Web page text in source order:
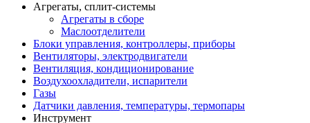
Агрегаты, сплит-системы
Агрегаты в сборе
Маслоотделители
Блоки управления, контроллеры, приборы
Вентиляторы, электродвигатели
Вентиляция, кондиционирование
Воздухоохладители, испарители
Газы
Датчики давления, температуры, термопары
Инструмент